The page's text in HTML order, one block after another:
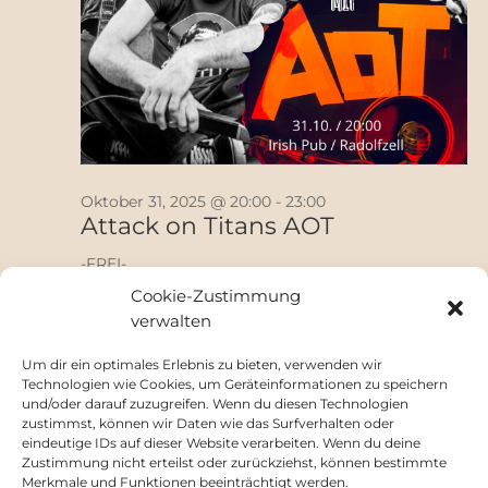
Cookie-Zustimmung
verwalten
Um dir ein optimales Erlebnis zu bieten, verwenden wir
Technologien wie Cookies, um Geräteinformationen zu speichern
und/oder darauf zuzugreifen. Wenn du diesen Technologien
zustimmst, können wir Daten wie das Surfverhalten oder
eindeutige IDs auf dieser Website verarbeiten. Wenn du deine
Zustimmung nicht erteilst oder zurückziehst, können bestimmte
Merkmale und Funktionen beeinträchtigt werden.
Attack on Titans AOT
Oktober 31, 2025 @ 20:00- 23:00
-FREI-
Vorheriger Tag Nächster Tag
Kalender abonnieren